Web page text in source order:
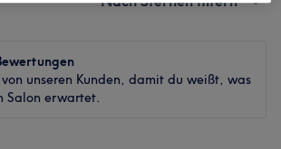
unseren Kunden, damit du weißt, was
Salon erwartet.